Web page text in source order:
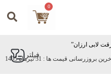
0
لابی ارزان”
فیلتر بروزرسانی قیمت ها : 31 تیرماه 1405